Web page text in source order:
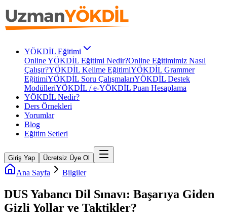
YÖKDİL Eğitimi
Online YÖKDİL Eğitimi Nedir?Online Eğitimimiz Nasıl
Çalışır?YÖKDİL Kelime EğitimiYÖKDİL Grammer
EğitimiYÖKDİL Soru ÇalışmalarıYÖKDİL Destek
ModülleriYÖKDİL / e-YÖKDİL Puan Hesaplama
YÖKDİL Nedir?
Ders Örnekleri
Yorumlar
Blog
Eğitim Setleri
Giriş Yap Ücretsiz Üye Ol
Ana Sayfa Bilgiler
DUS Yabancı Dil Sınavı: Başarıya Giden
Gizli Yollar ve Taktikler?